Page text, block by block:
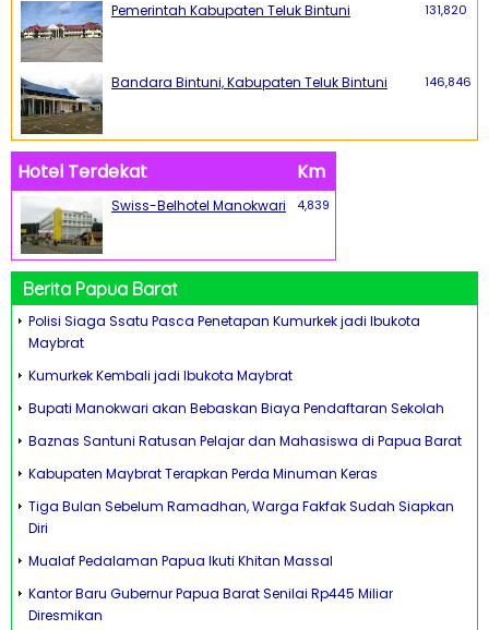
Pemerintah Kabupaten Teluk Bintuni 131,820
Bandara Bintuni, Kabupaten Teluk Bintuni 146,846
Hotel Terdekat Km
Swiss-Belhotel Manokwari 4,839
Berita Papua Barat
Polisi Siaga Ssatu Pasca Penetapan Kumurkek jadi Ibukota
Maybrat
Kumurkek Kembali jadi Ibukota Maybrat
Bupati Manokwari akan Bebaskan Biaya Pendaftaran Sekolah
Baznas Santuni Ratusan Pelajar dan Mahasiswa di Papua Barat
Kabupaten Maybrat Terapkan Perda Minuman Keras
Tiga Bulan Sebelum Ramadhan, Warga Fakfak Sudah Siapkan
Diri
Mualaf Pedalaman Papua Ikuti Khitan Massal
Kantor Baru Gubernur Papua Barat Senilai Rp445 Miliar
Diresmikan